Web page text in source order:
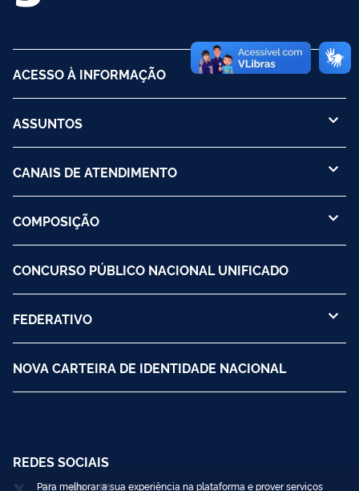
ACESSO À INFORMAÇÃO
ASSUNTOS
CANAIS DE ATENDIMENTO
COMPOSIÇÃO
CONCURSO PÚBLICO NACIONAL UNIFICADO
FEDERATIVO
NOVA CARTEIRA DE IDENTIDADE NACIONAL
REDES SOCIAIS
Para melhorar a sua experiência na plataforma e prover serviços